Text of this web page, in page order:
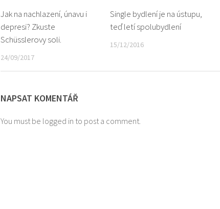
Jak na nachlazení, únavu i
depresi? Zkuste
Schüsslerovy soli.
24/09/2017
Single bydlení je na ústupu,
teď letí spolubydlení
15/12/2016
NAPSAT KOMENTÁŘ
You must be logged in to post a comment.